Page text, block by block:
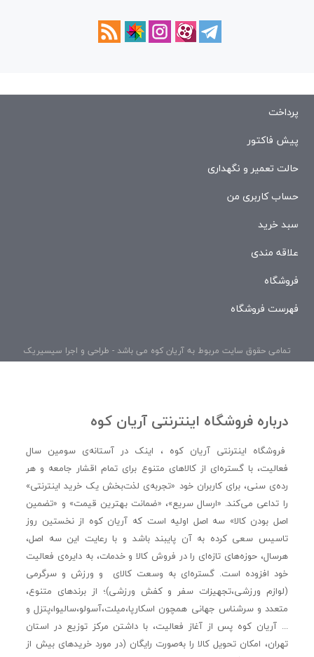
پرداخت
پیش فاکتور
حالت تعمیر و نگهداری
حساب کاربری من
سبد خرید
علاقه مندی
فروشگاه
فهرست فروشگاه
تمامی حقوق سایت مربوط به آریان کوه می باشد - طراحی و اجرا سیسیریک
درباره فروشگاه اینترنتی آریان کوه
فروشگاه اینترنتی آریان کوه ، اینک در آستانه‌ی سومین سال
فعالیت، با گستره‌ای از کالاهای متنوع برای تمام اقشار جامعه و هر
رده‌ی سنی، برای کاربران خود «تجربه‌ی لذت‌بخش یک خرید اینترنتی»
را تداعی می‌کند. «ارسال سریع»، «ضمانت بهترین قیمت» و «تضمین
اصل بودن کالا» سه اصل اولیه است که آریان کوه از نخستین روز
تاسیس سعی کرده به آن پایبند باشد و با رعایت این سه اصل،
هرسال، حوزه‌های تازه‌ای را در فروش کالا و خدمات، به دایره‌ی فعالیت
خود افزوده است. گستره‌ای به وسعت کالای و ورزش و سرگرمی
(لوازم ورزشی،تجهیزات سفر و کفش ورزشی)؛ از برندهای متنوع،
متعدد و سرشناس جهانی همچون اسکارپا،میلت،آسولو،سالیوا،پتزل و
... آریان کوه پس از آغاز فعالیت، با داشتن مرکز توزیع در استان
تهران، امکان تحویل کالا را به‌صورت رایگان (در مورد خریدهای بیش از